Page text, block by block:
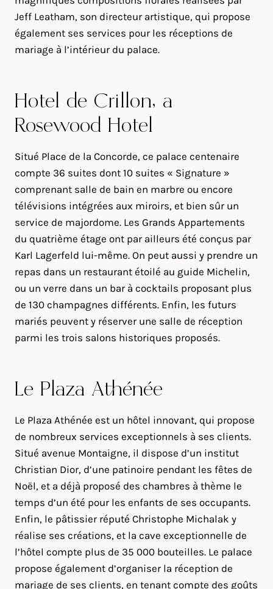
Jeff Leatham, son directeur artistique, qui propose
également ses services pour les réceptions de
mariage à l’intérieur du palace.
Hôtel de Crillon, a
Rosewood Hotel
Situé Place de la Concorde, ce palace centenaire
compte 36 suites dont 10 suites « Signature »
comprenant salle de bain en marbre ou encore
télévisions intégrées aux miroirs, et bien sûr un
service de majordome. Les Grands Appartements
du quatrième étage ont par ailleurs été conçus par
Karl Lagerfeld lui-même. On peut aussi y prendre un
repas dans un restaurant étoilé au guide Michelin,
ou un verre dans un bar à cocktails proposant plus
de 130 champagnes différents. Enfin, les futurs
mariés peuvent y réserver une salle de réception
parmi les trois salons historiques proposés.
Le Plaza Athénée
Le Plaza Athénée est un hôtel innovant, qui propose
de nombreux services exceptionnels à ses clients.
Situé avenue Montaigne, il dispose d’un institut
Christian Dior, d’une patinoire pendant les fêtes de
Noël, et a déjà proposé des chambres à thème le
temps d’un été pour les enfants de ses occupants.
Enfin, le pâtissier réputé Christophe Michalak y
réalise ses créations, et la cave exceptionnelle de
l’hôtel compte plus de 35 000 bouteilles. Le palace
propose également d’organiser la réception de
mariage de ses clients, en tenant compte des goûts